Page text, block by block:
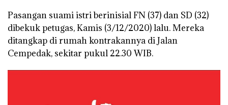
Pasangan suami istri berinisial FN (37) dan SD (32)
dibekuk petugas, Kamis (3/12/2020) lalu. Mereka
ditangkap di rumah kontrakannya di Jalan
Cempedak, sekitar pukul 22.30 WIB.